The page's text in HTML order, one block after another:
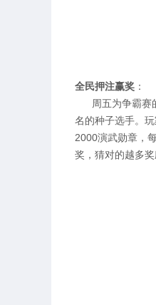
全民押注赢奖 ：
周五为争霸赛的
名的种子选手。
2000演武勋章，
奖，猜对的越多奖